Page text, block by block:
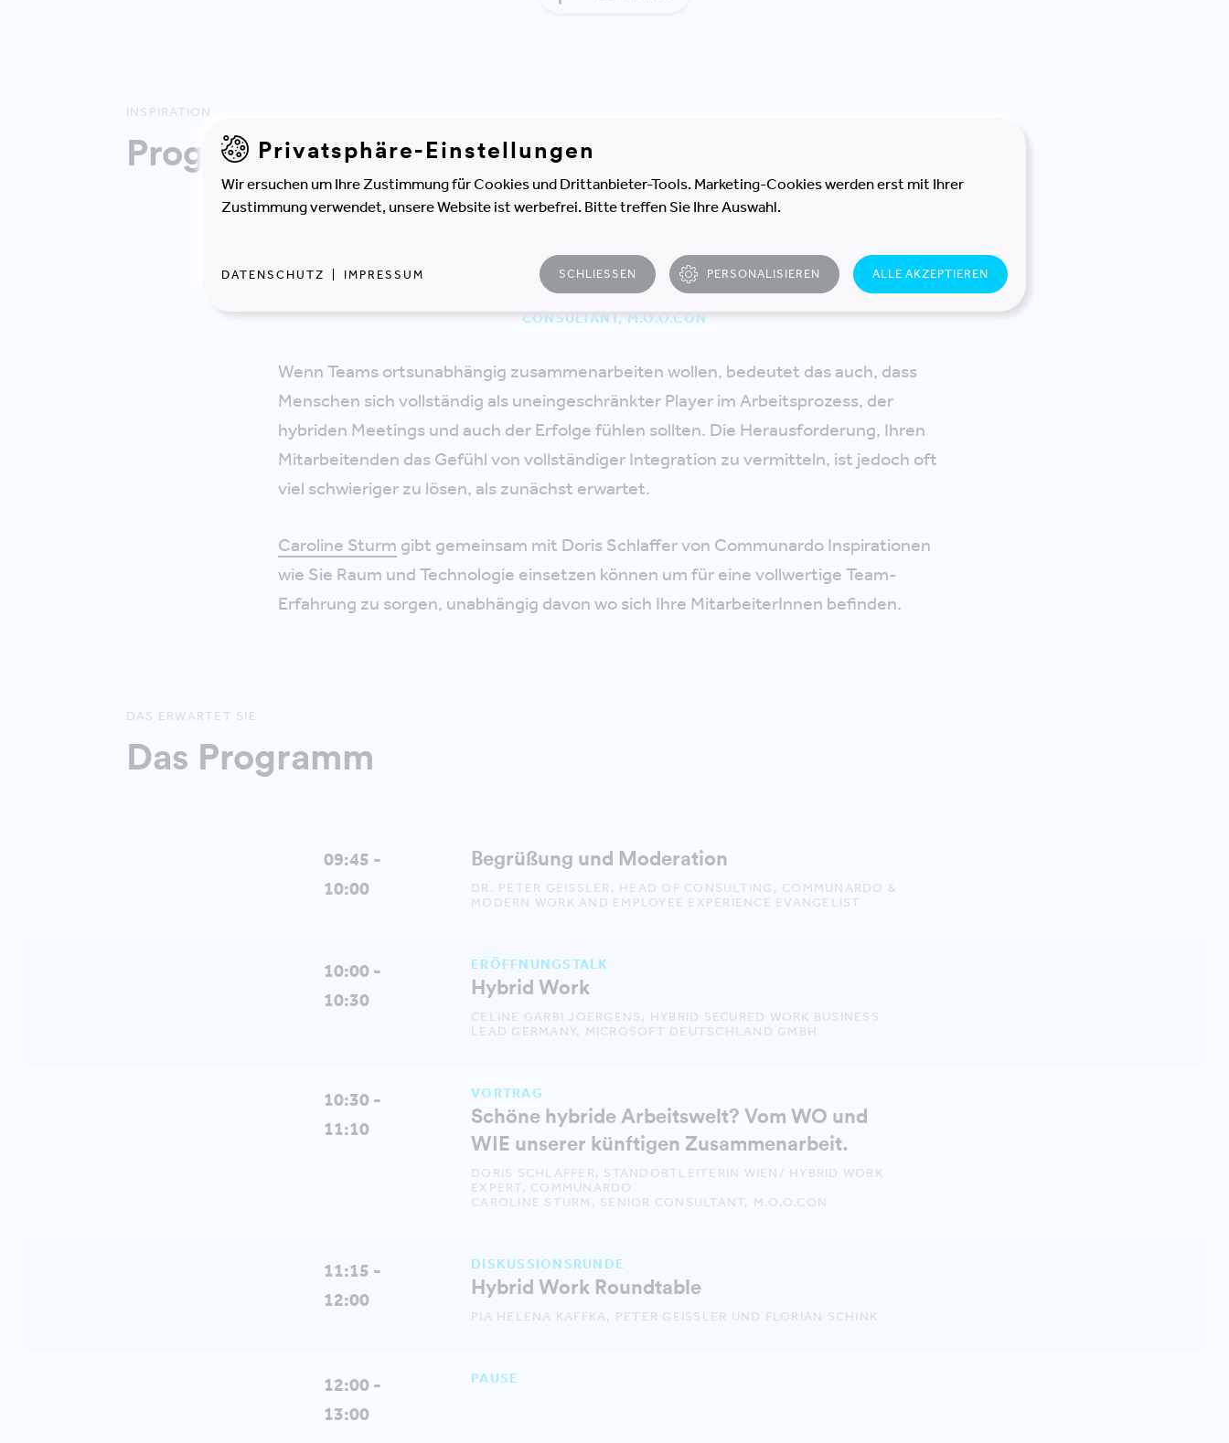
INSPIRATION
Programm Highlight
künftigen Zusammenarbeit."
CONSULTANT, M.O.O.CON
Wenn Teams ortsunabhängig zusammenarbeiten wollen, bedeutet das auch, dass
Menschen sich vollständig als uneingeschränkter Player im Arbeitsprozess, der
hybriden Meetings und auch der Erfolge fühlen sollten. Die Herausforderung, Ihren
Mitarbeitenden das Gefühl von vollständiger Integration zu vermitteln, ist jedoch oft
viel schwieriger zu lösen, als zunächst erwartet.
Caroline Sturm gibt gemeinsam mit Doris Schlaffer von Communardo Inspirationen
wie Sie Raum und Technologie einsetzen können um für eine vollwertige Team-
Erfahrung zu sorgen, unabhängig davon wo sich Ihre MitarbeiterInnen befinden.
DAS ERWARTET SIE
Das Programm
09:45 -
10:00
Begrüßung und Moderation
DR. PETER GEISSLER, HEAD OF CONSULTING, COMMUNARDO &
MODERN WORK AND EMPLOYEE EXPERIENCE EVANGELIST
10:00 -
10:30
ERÖFFNUNGSTALK
Hybrid Work
CELINE GARBI JOERGENS, HYBRID SECURED WORK BUSINESS
LEAD GERMANY, MICROSOFT DEUTSCHLAND GMBH
10:30 -
11:10
VORTRAG
Schöne hybride Arbeitswelt? Vom WO und
WIE unserer künftigen Zusammenarbeit.
DORIS SCHLAFFER, STANDORTLEITERIN WIEN/ HYBRID WORK
EXPERT, COMMUNARDO
CAROLINE STURM, SENIOR CONSULTANT, M.O.O.CON
11:15 -
12:00
DISKUSSIONSRUNDE
Hybrid Work Roundtable
PIA HELENA KAFFKA, PETER GEISSLER UND FLORIAN SCHINK
12:00 -
13:00
PAUSE
Privatsphäre-Einstellungen
Wir ersuchen um Ihre Zustimmung für Cookies und Drittanbieter-Tools. Marketing-Cookies werden erst mit Ihrer
Zustimmung verwendet, unsere Website ist werbefrei. Bitte treffen Sie Ihre Auswahl.
DATENSCHUTZ IMPRESSUM SCHLIESSEN PERSONALISIEREN ALLE AKZEPTIEREN